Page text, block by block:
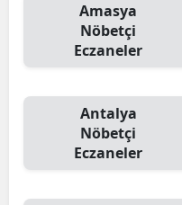
Amasya
Nöbetçi
Eczaneler
Antalya
Nöbetçi
Eczaneler